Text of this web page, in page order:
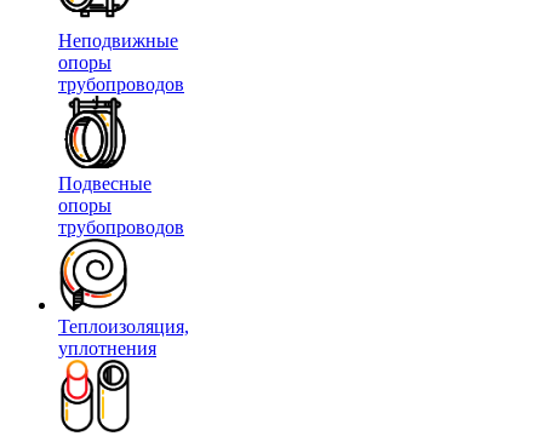
Неподвижные
опоры
трубопроводов
Подвесные
опоры
трубопроводов
Теплоизоляция,
уплотнения